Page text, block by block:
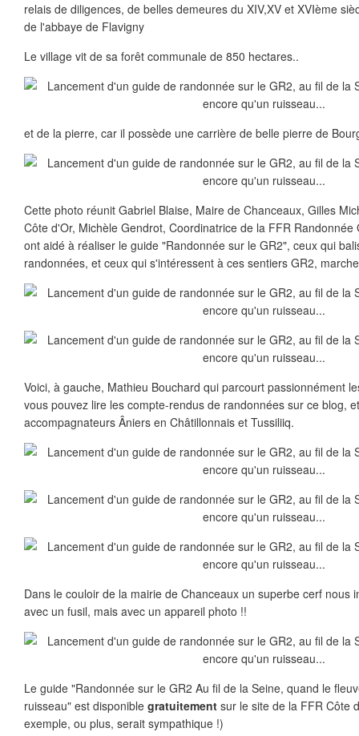
relais de diligences, de belles demeures du XIV,XV et XVIème
de l'abbaye de Flavigny
Le village vit de sa forêt communale de 850 hectares..
et de la pierre, car il possède une carrière de belle pierre de
Cette photo réunit Gabriel Blaise, Maire de Chanceaux, Gilles
Côte d'Or, Michèle Gendrot, Coordinatrice de la FFR
ont aidé à réaliser le guide "Randonnée sur le GR2", ceux qui
randonnées, et ceux qui s'intéressent à ces sentiers GR2,
Voici, à gauche, Mathieu Bouchard qui parcourt passionnément
vous pouvez lire les compte-rendus de randonnées sur ce blog,
accompagnateurs Âniers en Châtillonnais et Tussiliiq.
Dans le couloir de la mairie de Chanceaux un superbe cerf nous
avec un fusil, mais avec un appareil photo !!
Le guide "Randonnée sur le GR2 Au fil de la Seine, quand le
ruisseau" est disponible gratuitement sur le site de la FFR Côte
exemple, ou plus, serait sympathique !)